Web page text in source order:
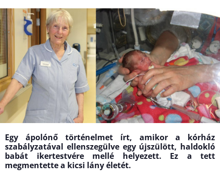
Egy ápolónő történelmet írt, amikor a kórház
szabályzatával ellenszegülve egy újszülött, haldokló
babát ikertestvére mellé helyezett. Ez a tett
megmentette a kicsi lány életét.